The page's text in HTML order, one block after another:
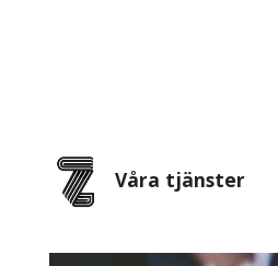
Våra tjänster